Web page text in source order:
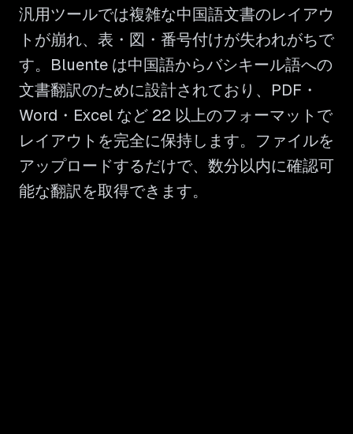
汎用ツールでは複雑な中国語文書のレイアウ
トが崩れ、表・図・番号付けが失われがちで
す。Bluente は中国語からバシキール語への
文書翻訳のために設計されており、PDF・
Word・Excel など 22 以上のフォーマットで
レイアウトを完全に保持します。ファイルを
アップロードするだけで、数分以内に確認可
能な翻訳を取得できます。